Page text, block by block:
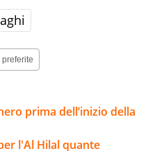
preferite
prima dell’inizio della
l'Al Hilal quante